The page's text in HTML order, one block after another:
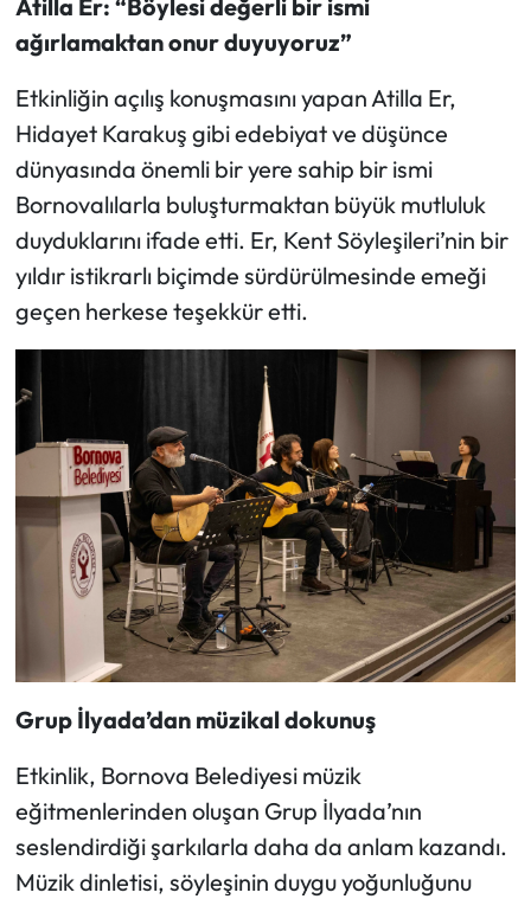
Atilla Er: “Böylesi değerli bir ismi
ağırlamaktan onur duyuyoruz”
Etkinliğin açılış konuşmasını yapan Atilla Er,
Hidayet Karakuş gibi edebiyat ve düşünce
dünyasında önemli bir yere sahip bir ismi
Bornovalılarla buluşturmaktan büyük mutluluk
duyduklarını ifade etti. Er, Kent Söyleşileri’nin bir
yıldır istikrarlı biçimde sürdürülmesinde emeği
geçen herkese teşekkür etti.
Grup İlyada’dan müzikal dokunuş
Etkinlik, Bornova Belediyesi müzik
eğitmenlerinden oluşan Grup İlyada’nın
seslendirdiği şarkılarla daha da anlam kazandı.
Müzik dinletisi, söyleşinin duygu yoğunluğunu